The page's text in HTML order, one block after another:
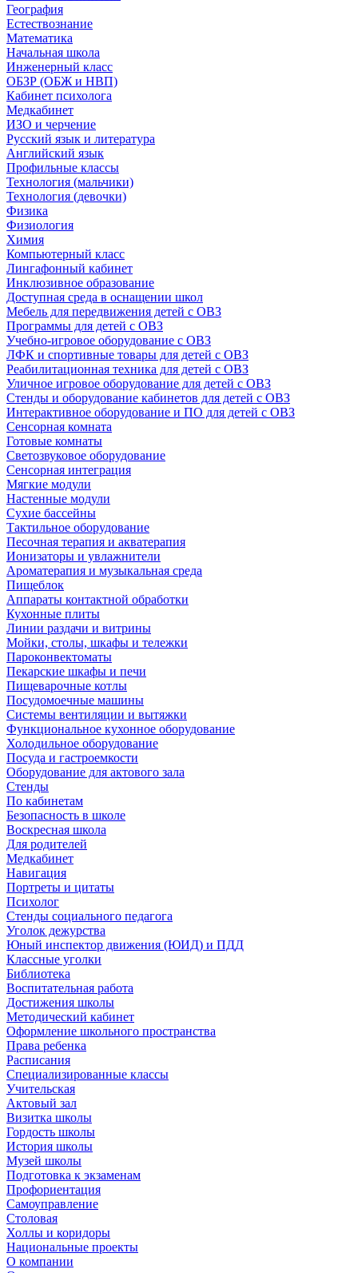
География
Естествознание
Математика
Начальная школа
Инженерный класс
ОБЗР (ОБЖ и НВП)
Кабинет психолога
Медкабинет
ИЗО и черчение
Русский язык и литература
Английский язык
Профильные классы
Технология (мальчики)
Технология (девочки)
Физика
Физиология
Химия
Компьютерный класс
Лингафонный кабинет
Инклюзивное образование
Доступная среда в оснащении школ
Мебель для передвижения детей с ОВЗ
Программы для детей с ОВЗ
Учебно-игровое оборудование с ОВЗ
ЛФК и спортивные товары для детей с ОВЗ
Реабилитационная техника для детей с ОВЗ
Уличное игровое оборудование для детей с ОВЗ
Стенды и оборудование кабинетов для детей с ОВЗ
Интерактивное оборудование и ПО для детей с ОВЗ
Сенсорная комната
Готовые комнаты
Светозвуковое оборудование
Сенсорная интеграция
Мягкие модули
Настенные модули
Сухие бассейны
Тактильное оборудование
Песочная терапия и акватерапия
Ионизаторы и увлажнители
Ароматерапия и музыкальная среда
Пищеблок
Аппараты контактной обработки
Кухонные плиты
Линии раздачи и витрины
Мойки, столы, шкафы и тележки
Пароконвектоматы
Пекарские шкафы и печи
Пищеварочные котлы
Посудомоечные машины
Системы вентиляции и вытяжки
Функциональное кухонное оборудование
Холодильное оборудование
Посуда и гастроемкости
Оборудование для актового зала
Стенды
По кабинетам
Безопасность в школе
Воскресная школа
Для родителей
Медкабинет
Навигация
Портреты и цитаты
Психолог
Стенды социального педагога
Уголок дежурства
Юный инспектор движения (ЮИД) и ПДД
Классные уголки
Библиотека
Воспитательная работа
Достижения школы
Методический кабинет
Оформление школьного пространства
Права ребенка
Расписания
Специализированные классы
Учительская
Актовый зал
Визитка школы
Гордость школы
История школы
Музей школы
Подготовка к экзаменам
Профориентация
Самоуправление
Столовая
Холлы и коридоры
Национальные проекты
О компании